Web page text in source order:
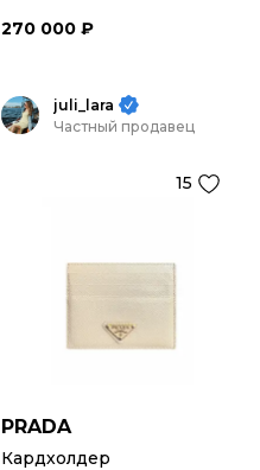
270 000 ₽
juli_lara
Частный продавец
15
PRADA
Кардхолдер